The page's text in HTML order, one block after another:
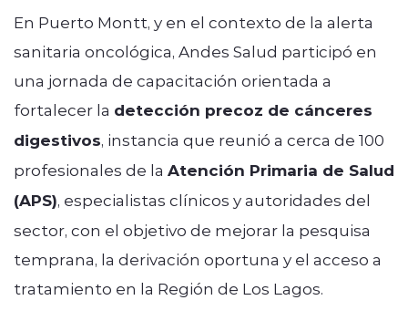
En Puerto Montt, y en el contexto de la alerta
sanitaria oncológica, Andes Salud participó en
una jornada de capacitación orientada a
fortalecer la detección precoz de cánceres
digestivos, instancia que reunió a cerca de 100
profesionales de la Atención Primaria de Salud
(APS), especialistas clínicos y autoridades del
sector, con el objetivo de mejorar la pesquisa
temprana, la derivación oportuna y el acceso a
tratamiento en la Región de Los Lagos.